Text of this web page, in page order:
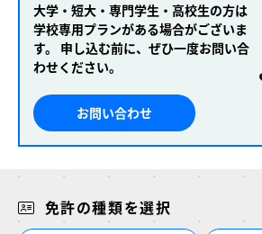
大学・短大・専門学生・高校生の方は
学校専用プランがある場合がございま
す。
申し込む前に、ぜひ一度お問い合
わせください。
お問い合わせ
免許の種類を選択